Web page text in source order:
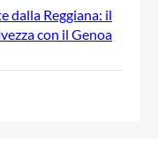
dalla Reggiana: il
con il Genoa